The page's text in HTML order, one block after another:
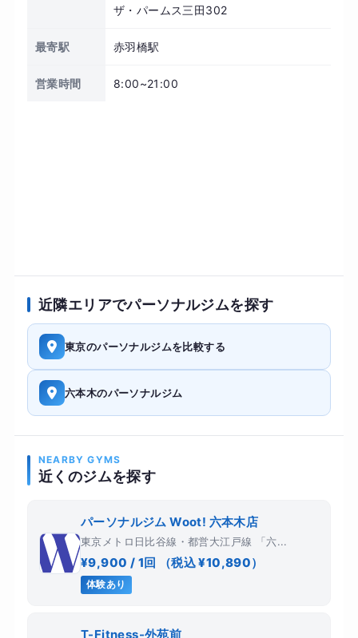
ザ・パームス三田302
最寄駅 赤羽橋駅
営業時間 8:00~21:00
近隣エリアでパーソナルジムを探す
東京のパーソナルジムを比較する
六本木のパーソナルジム
NEARBY GYMS
近くのジムを探す
パーソナルジム Woot! 六本木店
東京メトロ日比谷線・都営大江戸線 「六...
¥9,900 / 1回 （税込 ¥10,890）
体験あり
T-Fitness-外苑前